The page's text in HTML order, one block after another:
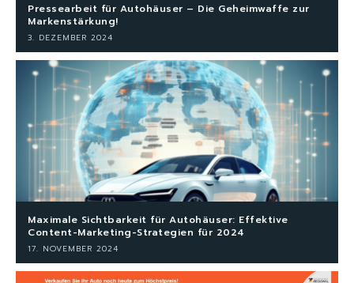
Pressearbeit für Autohäuser – Die Geheimwaffe zur
Markenstärkung!
3. DEZEMBER 2024
Maximale Sichtbarkeit für Autohäuser: Effektive
Content-Marketing-Strategien für 2024
17. NOVEMBER 2024